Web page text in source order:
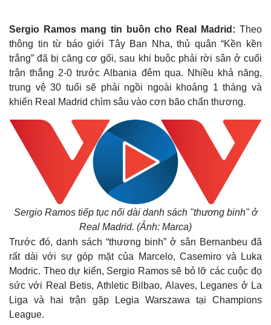
Quan sát
Cuộc sống đó đây
Hồ sơ
Ảnh
Sergio Ramos mang tin buồn cho Real Madrid: Theo
thông tin từ báo giới Tây Ban Nha, thủ quân “Kền kền
trắng” đã bị căng cơ gối, sau khi buộc phải rời sân ở cuối
trận thắng 2-0 trước Albania đêm qua. Nhiều khả năng,
trung vệ 30 tuổi sẽ phải ngồi ngoài khoảng 1 tháng và
khiến Real Madrid chìm sâu vào cơn bão chấn thương.
Sergio Ramos tiếp tục nối dài danh sách "thương binh" ở
Real Madrid. (Ảnh: Marca)
Trước đó, danh sách “thương binh” ở sân Bernanbeu đã
rất dài với sự góp mặt của Marcelo, Casemiro và Luka
Modric. Theo dự kiến, Sergio Ramos sẽ bỏ lỡ các cuộc đọ
sức với Real Betis, Athletic Bilbao, Alaves, Leganes ở La
Liga và hai trận gặp Legia Warszawa tại Champions
League.